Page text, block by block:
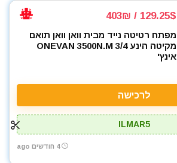
129.25$ / 403₪
מפתח רטיטה נייד מבית וואן וואן תואם
מקיטה הינע ONEVAN 3500N.M 3/4
אינץ'
לרכישה
ILMAR5
4 חודשים ago